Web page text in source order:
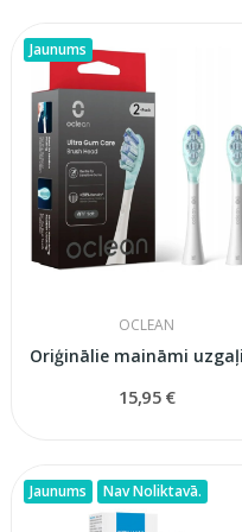
Jaunums
OCLEAN
15,95 €
Jaunums Nav Noliktavā.